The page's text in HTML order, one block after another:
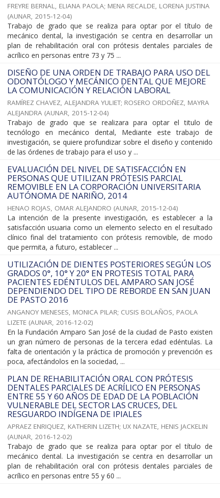
FREYRE BERNAL, ELIANA PAOLA; MENA RECALDE, LORENA JUSTINA
(AUNAR, 2015-12-04)
Trabajo de grado que se realiza para optar por el título de
mecánico dental, la investigación se centra en desarrollar un
plan de rehabilitación oral con prótesis dentales parciales de
acrílico en personas entre 73 y 75 ...
DISEÑO DE UNA ORDEN DE TRABAJO PARA USO DEL
ODONTÓLOGO Y MECÁNICO DENTAL QUE MEJORE
LA COMUNICACIÓN Y RELACIÓN LABORAL
RAMÍREZ CHAVEZ, ALEJANDRA YULIET; ROSERO ORDOÑEZ, MAYRA
ALEJANDRA (AUNAR, 2015-12-04)
Trabajo de grado que se realizara para optar el titulo de
tecnólogo en mecánico dental, Mediante este trabajo de
investigación, se quiere profundizar sobre el diseño y contenido
de las órdenes de trabajo para el uso y ...
EVALUACIÓN DEL NIVEL DE SATISFACCIÓN EN
PERSONAS QUE UTILIZAN PRÓTESIS PARCIAL
REMOVIBLE EN LA CORPORACIÓN UNIVERSITARIA
AUTÓNOMA DE NARIÑO, 2014
HENAO ROJAS, OMAR ALEJANDRO (AUNAR, 2015-12-04)
La intención de la presente investigación, es establecer a la
satisfacción usuaria como un elemento selecto en el resultado
clínico final del tratamiento con prótesis removible, de modo
que permita, a futuro, establecer ...
UTILIZACIÓN DE DIENTES POSTERIORES SEGÚN LOS
GRADOS 0°, 10° Y 20° EN PROTESIS TOTAL PARA
PACIENTES EDÉNTULOS DEL AMPARO SAN JOSÉ
DEPENDIENDO DEL TIPO DE REBORDE EN SAN JUAN
DE PASTO 2016
ANGANOY MENESES, MONICA PILAR; CUSIS BOLAÑOS, PAOLA
LIZETE (AUNAR, 2016-12-02)
En la Fundación Amparo San José de la ciudad de Pasto existen
un gran número de personas de la tercera edad edéntulas. La
falta de orientación y la práctica de promoción y prevención es
poca, afectándolos en la sociedad, ...
PLAN DE REHABILITACIÓN ORAL CON PRÓTESIS
DENTALES PARCIALES DE ACRÍLICO EN PERSONAS
ENTRE 55 Y 60 AÑOS DE EDAD DE LA POBLACIÓN
VULNERABLE DEL SECTOR LAS CRUCES, DEL
RESGUARDO INDÍGENA DE IPIALES
APRAEZ ENRIQUEZ, KATHERIN LIZETH; UX NAZATE, HENIS JACKELIN
(AUNAR, 2016-12-02)
Trabajo de grado que se realiza para optar por el título de
mecánico dental. La investigación se centra en desarrollar un
plan de rehabilitación oral con prótesis dentales parciales de
acrílico en personas entre 55 y 60 ...